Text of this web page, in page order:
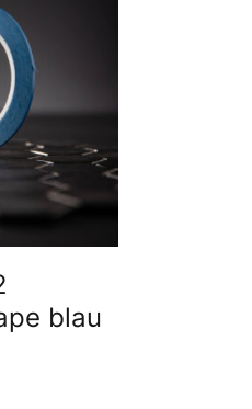
blau